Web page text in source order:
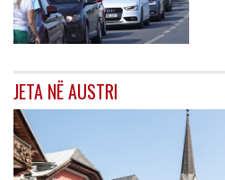
JETA NË AUSTRI